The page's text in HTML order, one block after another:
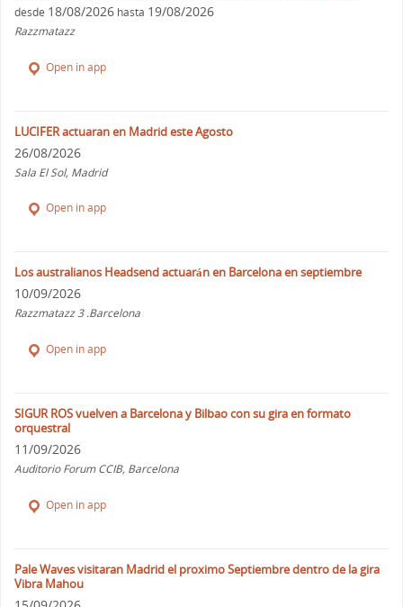
desde 18/08/2026 hasta 19/08/2026
Razzmatazz
Open in app
LUCIFER actuaran en Madrid este Agosto
26/08/2026
Sala El Sol, Madrid
Open in app
Los australianos Headsend actuarán en Barcelona en septiembre
10/09/2026
Razzmatazz 3 .Barcelona
Open in app
SIGUR ROS vuelven a Barcelona y Bilbao con su gira en formato
orquestral
11/09/2026
Auditorio Forum CCIB, Barcelona
Open in app
Pale Waves visitaran Madrid el proximo Septiembre dentro de la gira
Vibra Mahou